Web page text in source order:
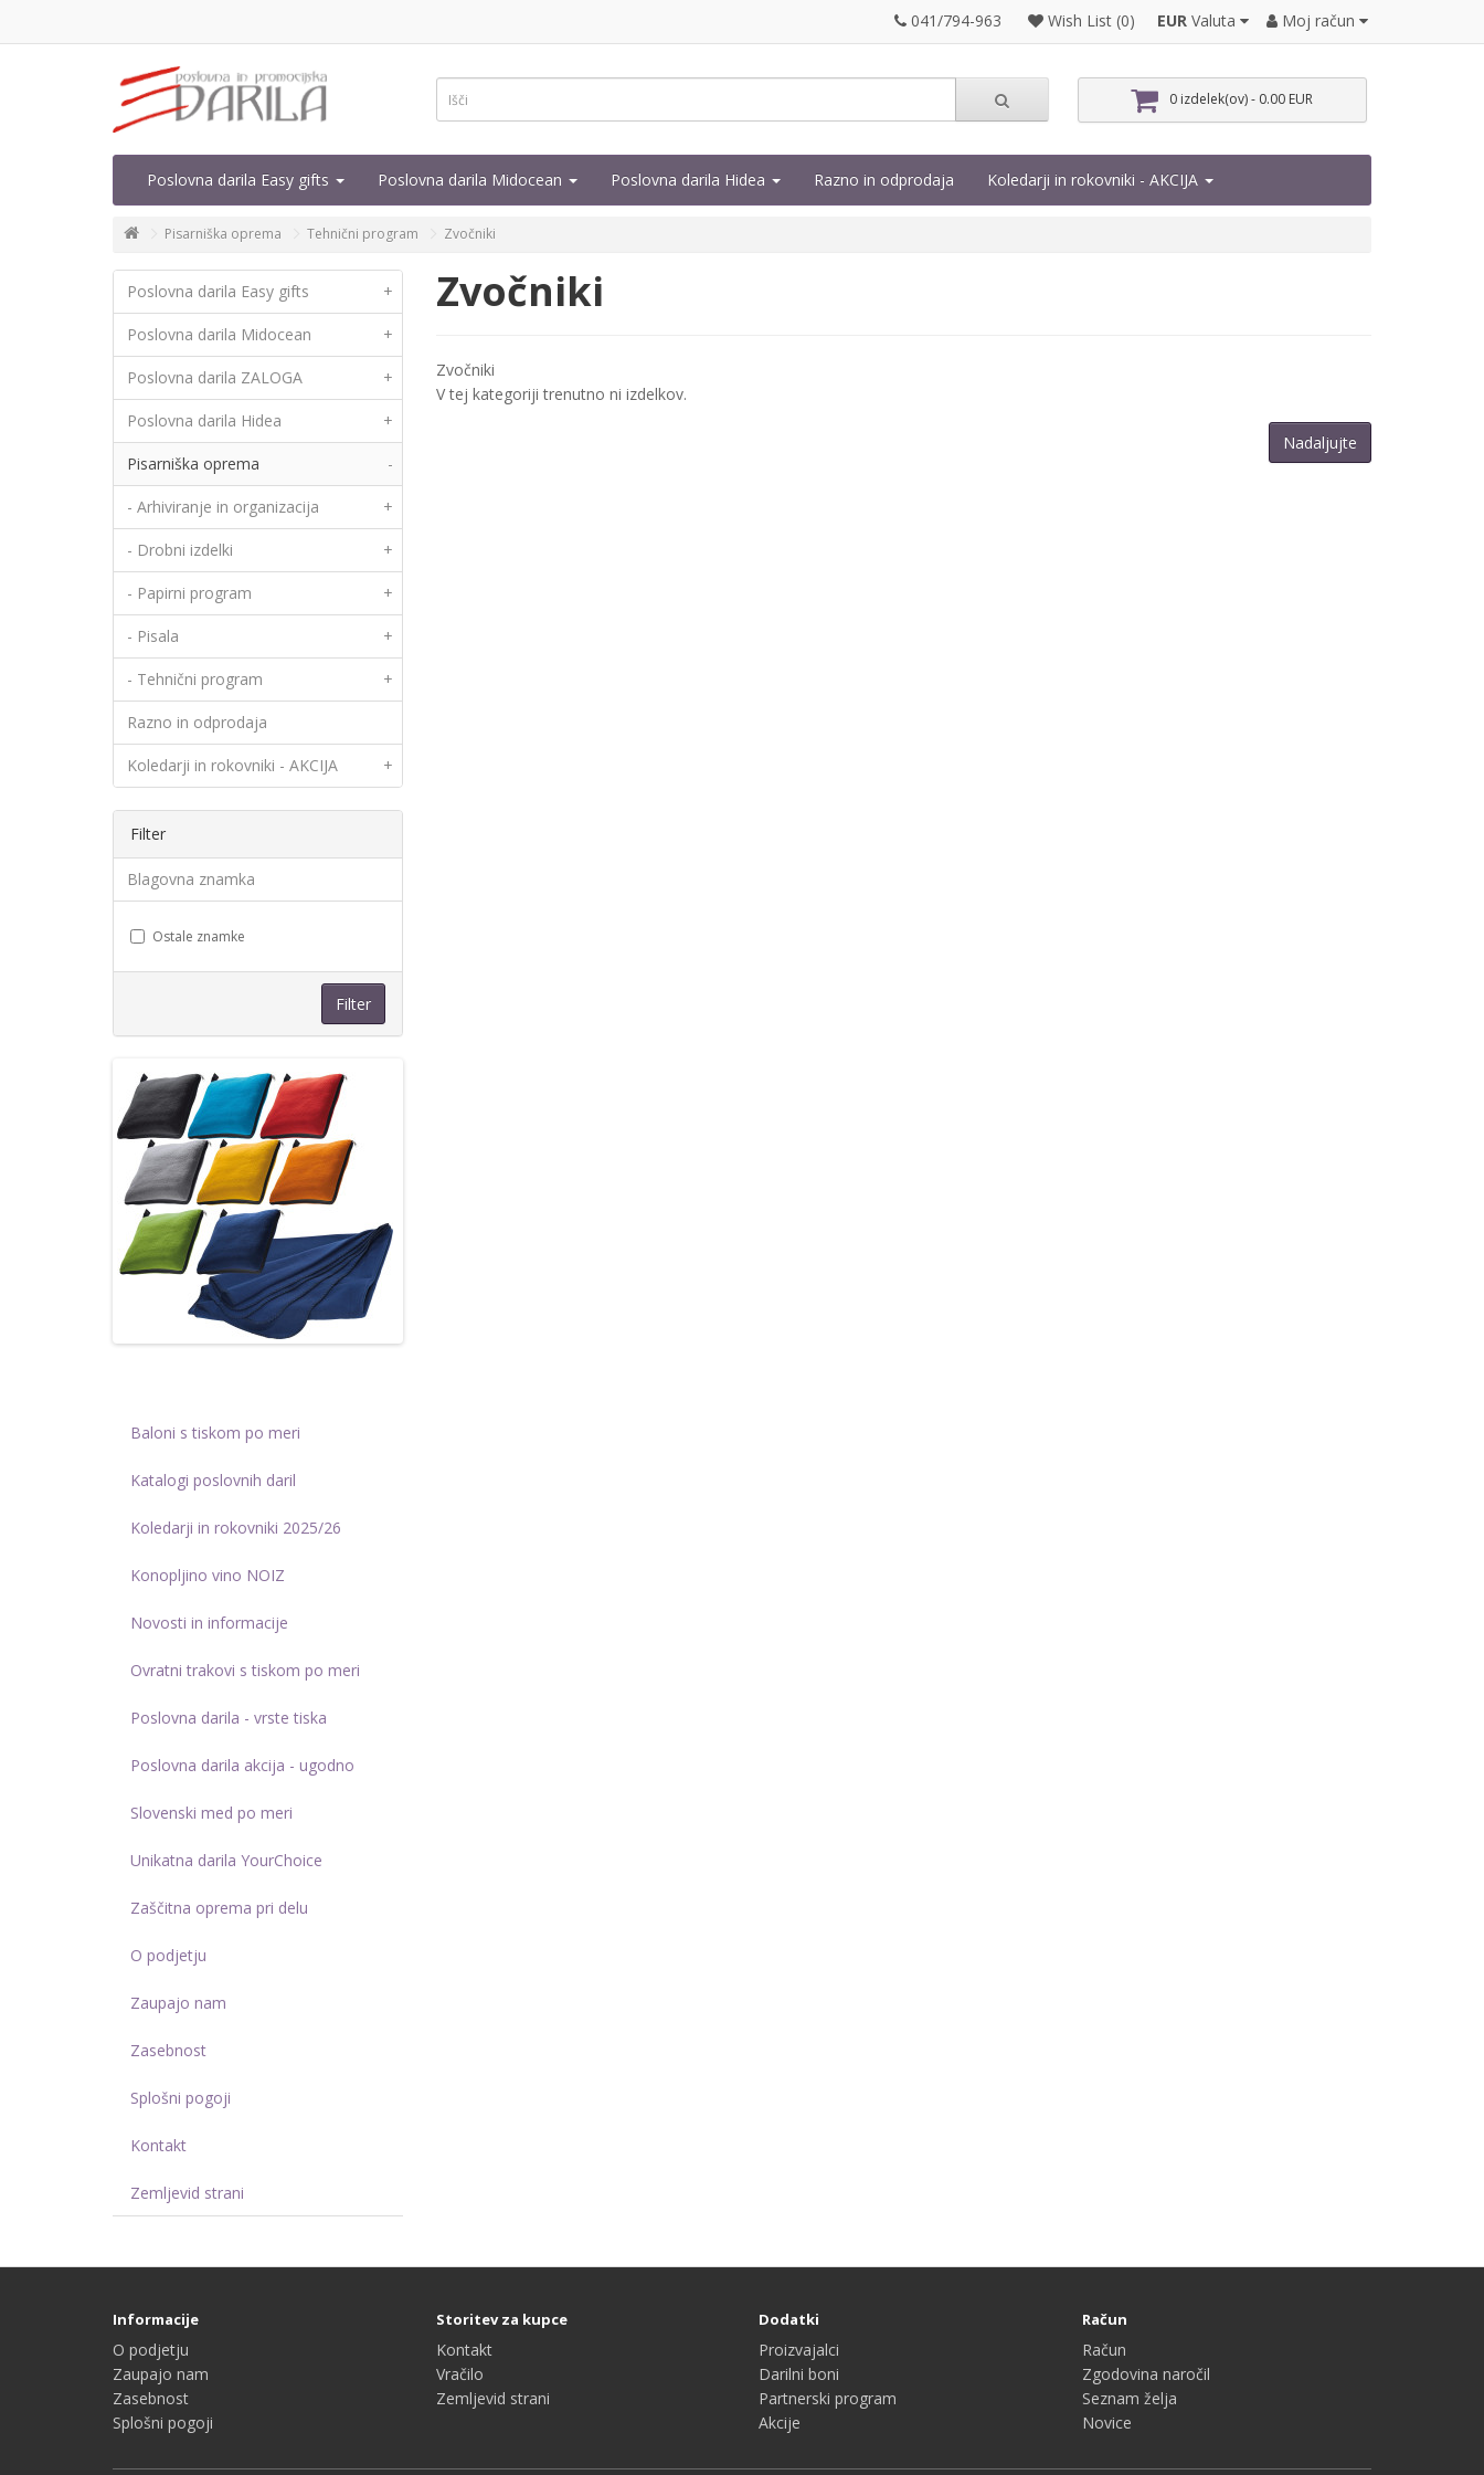
041/794-963 Wish List (0) EUR Valuta Moj račun
0 izdelek(ov) - 0.00 EUR
Poslovna darila Easy gifts Poslovna darila Midocean Poslovna darila Hidea Razno in odprodaja Koledarji in rokovniki - AKCIJA
Pisarniška oprema Tehnični program Zvočniki
Poslovna darila Easy gifts +
Poslovna darila Midocean +
Poslovna darila ZALOGA +
Poslovna darila Hidea +
Pisarniška oprema -
- Arhiviranje in organizacija +
- Drobni izdelki +
- Papirni program +
- Pisala +
- Tehnični program +
Razno in odprodaja
Koledarji in rokovniki - AKCIJA +
Filter
Blagovna znamka
Ostale znamke
Filter
Baloni s tiskom po meri
Katalogi poslovnih daril
Koledarji in rokovniki 2025/26
Konopljino vino NOIZ
Novosti in informacije
Ovratni trakovi s tiskom po meri
Poslovna darila - vrste tiska
Poslovna darila akcija - ugodno
Slovenski med po meri
Unikatna darila YourChoice
Zaščitna oprema pri delu
O podjetju
Zaupajo nam
Zasebnost
Splošni pogoji
Kontakt
Zemljevid strani
Zvočniki
Zvočniki
V tej kategoriji trenutno ni izdelkov.
Nadaljujte
Informacije
O podjetju
Zaupajo nam
Zasebnost
Splošni pogoji
Storitev za kupce
Kontakt
Vračilo
Zemljevid strani
Dodatki
Proizvajalci
Darilni boni
Partnerski program
Akcije
Račun
Račun
Zgodovina naročil
Seznam želja
Novice